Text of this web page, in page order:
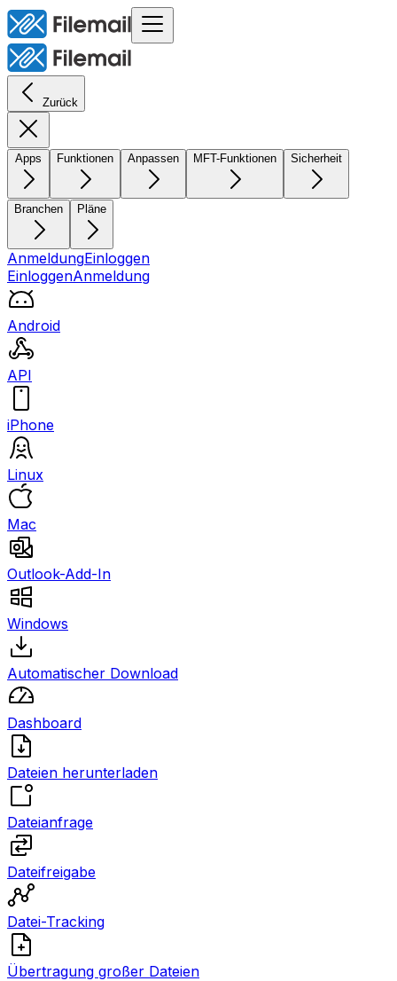
Zurück
Apps Funktionen Anpassen MFT-Funktionen Sicherheit
Branchen Pläne
AnmeldungEinloggen
EinloggenAnmeldung
Android
API
iPhone
Linux
Mac
Outlook-Add-In
Windows
Automatischer Download
Dashboard
Dateien herunterladen
Dateianfrage
Dateifreigabe
Datei-Tracking
Übertragung großer Dateien